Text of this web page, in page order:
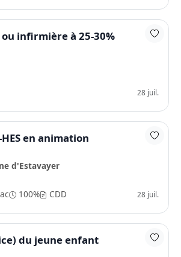
ou infirmière à 25-30%
28 juil.
en animation
d'Estavayer
100% CDD 28 juil.
du jeune enfant